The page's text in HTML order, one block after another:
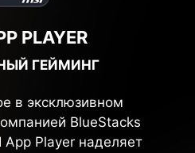
PLAYER
ГЕЙМИНГ
в эксклюзивном
BlueStacks
Player наделяет